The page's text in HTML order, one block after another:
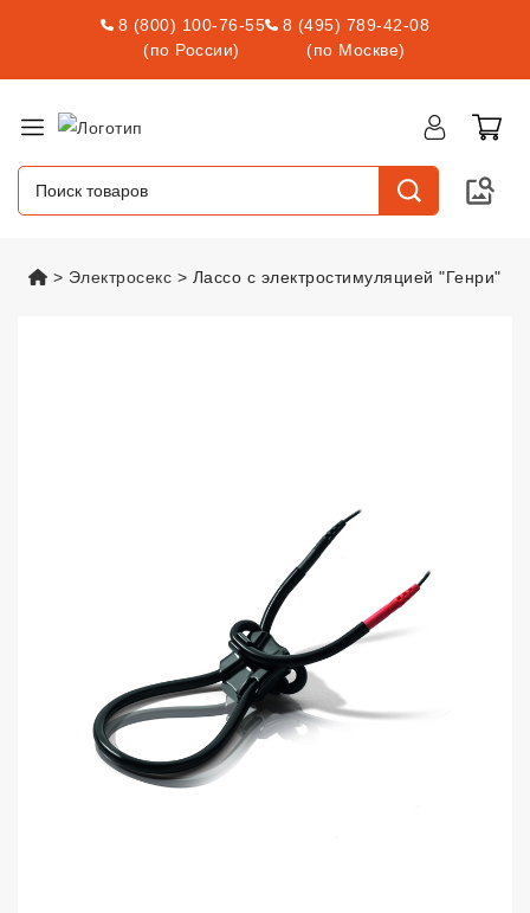
8 (800) 100-76-55
(по России)
8 (495) 789-42-08
(по Москве)
vsexshop.ru
Электросекс Лассо с электростимуляцией "Генри"